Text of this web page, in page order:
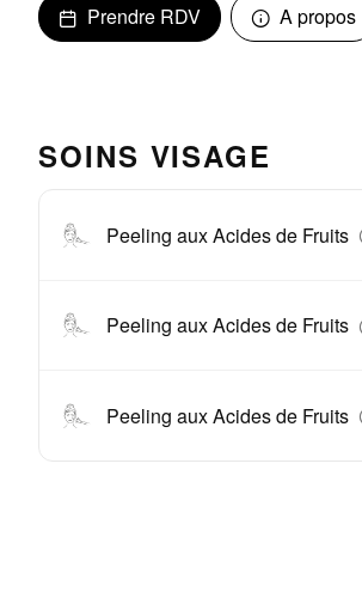
Prendre RDV A propos
SOINS VISAGE
Peeling aux Acides de Fruits
Peeling aux Acides de Fruits
Peeling aux Acides de Fruits